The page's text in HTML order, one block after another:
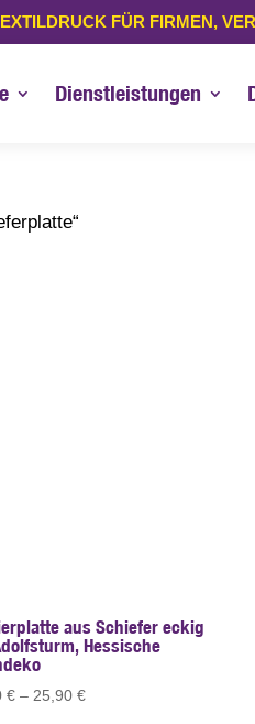
FÜR FIRMEN,
Dienstleistungen
aus Schiefer eckig
Hessische
€– 25,90 €